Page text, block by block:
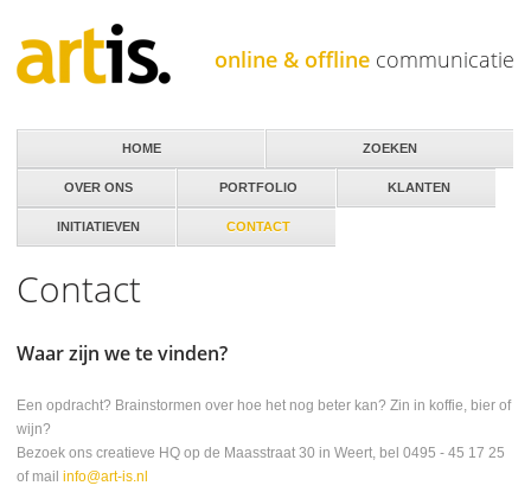
online & offline communicatie
Contact
Waar zijn we te vinden?
Een opdracht? Brainstormen over hoe het nog beter kan? Zin in koffie, bier of
wijn?
Bezoek ons creatieve HQ op de Maasstraat 30 in Weert, bel 0495 - 45 17 25
of mail info@art-is.nl
HOME
OVER ONS PORTFOLIO KLANTEN
INITIATIEVEN CONTACT
ZOEKEN